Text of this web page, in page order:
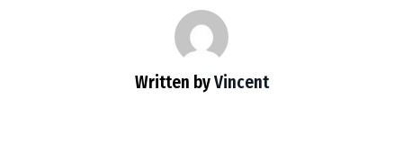
Written byVincent